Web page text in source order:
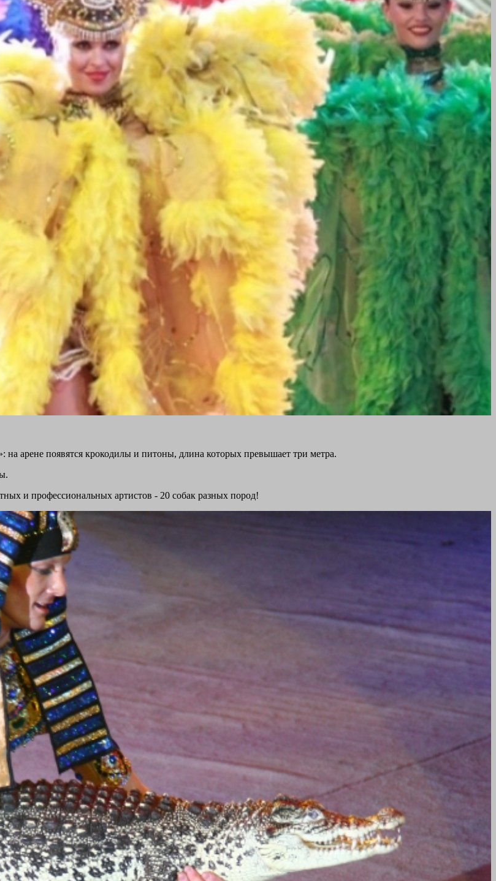
арене появятся крокодилы и питоны, длина которых превышает три метра.
и профессиональных артистов - 20 собак разных пород!